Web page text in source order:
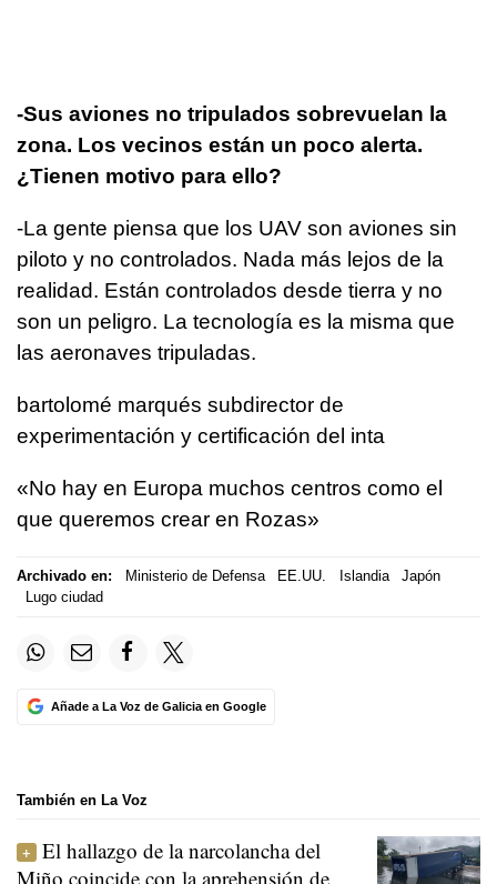
-Sus aviones no tripulados sobrevuelan la
zona. Los vecinos están un poco alerta.
¿Tienen motivo para ello?
-La gente piensa que los UAV son aviones sin
piloto y no controlados. Nada más lejos de la
realidad. Están controlados desde tierra y no
son un peligro. La tecnología es la misma que
las aeronaves tripuladas.
bartolomé marqués subdirector de
experimentación y certificación del inta
«No hay en Europa muchos centros como el
que queremos crear en Rozas»
Archivado en: Ministerio de Defensa EE.UU. Islandia
Japón
Lugo ciudad
Añade a La Voz de Galicia en Google
También en La Voz
El hallazgo de la narcolancha del
Miño coincide con la aprehensión de